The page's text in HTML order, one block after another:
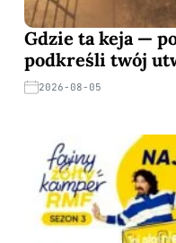
Gdzie ta keja —
podkreśli twój
2026-08-05